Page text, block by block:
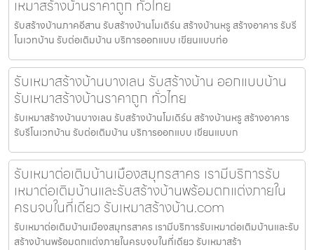
เหมาสร้างบ้านราคาถูก ทั่วไทย
รับสร้างบ้านภาคอีสาน รับสร้างบ้านโมเดิร์น สร้างบ้านหรู สร้างอาคาร รับรี
โนเวทบ้าน รับต่อเติมบ้าน บริการออกแบบ เขียนแบบก่อ
รับเหมาสร้างบ้านบางเลน รับสร้างบ้าน ออกแบบบ้าน
รับเหมาสร้างบ้านราคาถูก ทั่วไทย
รับเหมาสร้างบ้านบางเลน รับสร้างบ้านโมเดิร์น สร้างบ้านหรู สร้างอาคาร
รับรีโนเวทบ้าน รับต่อเติมบ้าน บริการออกแบบ เขียนแบบก
รับเหมาต่อเติมบ้านเมืองสมุทรสาคร เรามีบริการรับ
เหมาต่อเติมบ้านและรับสร้างบ้านพร้อมตกแต่งภายใน
ครบจบในที่เดียว รับเหมาสร้างบ้าน.com
รับเหมาต่อเติมบ้านเมืองสมุทรสาคร เรามีบริการรับเหมาต่อเติมบ้านและรับ
สร้างบ้านพร้อมตกแต่งภายในครบจบในที่เดียว รับเหมาสร้า